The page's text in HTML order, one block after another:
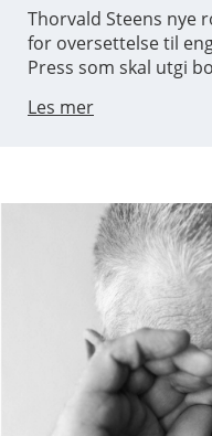
Thorvald Steens nye
for oversettelse til
Press som skal utgi
Les mer